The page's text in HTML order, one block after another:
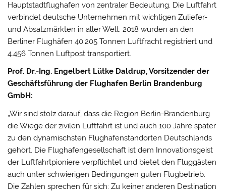
Hauptstadtflughafen von zentraler Bedeutung. Die Luftfahrt
verbindet deutsche Unternehmen mit wichtigen Zuliefer-
und Absatzmärkten in aller Welt. 2018 wurden an den
Berliner Flughäfen 40.205 Tonnen Luftfracht registriert und
4.456 Tonnen Luftpost transportiert.
Prof. Dr.-Ing. Engelbert Lütke Daldrup, Vorsitzender der
Geschäftsführung der Flughafen Berlin Brandenburg
GmbH:
„Wir sind stolz darauf, dass die Region Berlin-Brandenburg
die Wiege der zivilen Luftfahrt ist und auch 100 Jahre später
zu den dynamischsten Flughafenstandorten Deutschlands
gehört. Die Flughafengesellschaft ist dem Innovationsgeist
der Luftfahrtpioniere verpflichtet und bietet den Fluggästen
auch unter schwierigen Bedingungen guten Flugbetrieb.
Die Zahlen sprechen für sich: Zu keiner anderen Destination